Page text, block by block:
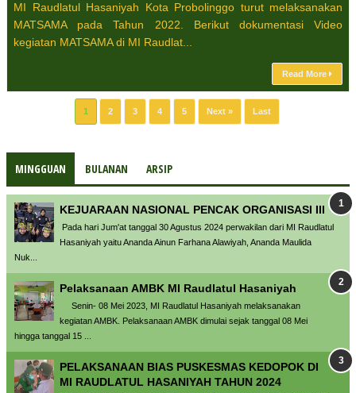
MI Raudlatul Hasaniyah Kota Probolinggo turut melaksanakan
MATSAMA pada Tahun 2022. Berikut dokumentasi Video
kegiatan MATSAMA di MI Raudlat...
Read More
1 2 3 4 5 Next » Last
MINGGUAN BULANAN ARSIP
KEJUARAAN NASIONAL PENCAK ORGANISASI III
Pada hari Jum'at tanggal 30 Agustus 2024 perwakilan dari MI Raudlatul
Hasaniyah yaitu Ananda Ainun Farhana Alawiyah, Ananda Maulida
Nuk...
Pelaksanaan AMBK MI Raudlatul Hasaniyah
Senin- 08 Mei 2023, MI Raudlatul Hasaniyah melaksanakan
kegiatan AMBK. Pelaksanaan AMBK dimulai sejak tanggal 08 Mei
hingga tanggal 15 ...
PELAKSANAAN BIAS PUSKESMAS KEDOPOK DI
MI RAUDLATUL HASANIYAH TAHUN 2024